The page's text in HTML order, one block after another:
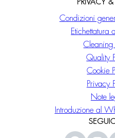
PRIVACY
Condizioni
Etichettatura
Cleaning
Quality
Cookie
Privacy
Note
Introduzione al